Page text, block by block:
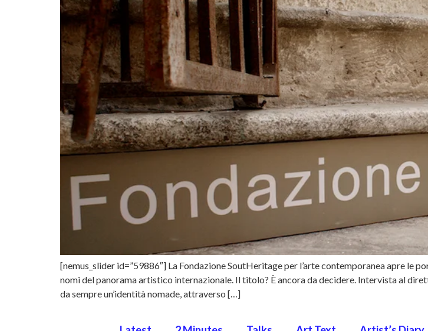
[nemus_slider id=”59886″] La Fondazione SoutHeritage per l’arte contemporanea apre le
nomi del panorama artistico internazionale. Il titolo? È ancora da decidere. Intervista al
da sempre un’identità nomade, attraverso […]